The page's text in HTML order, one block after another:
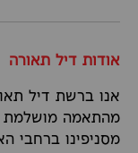
אודות דיל תאורה
אנו ברשת דיל
מהתאמה מושלמת
מסניפינו ברחבי